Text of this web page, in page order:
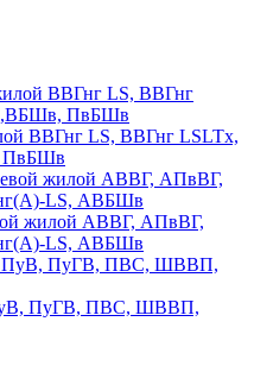
ВВГнг LS, ВВГнг LSLTx,
ПвБШв
жилой АВВГ, АПвВГ,
LS, АВБШв
ПуГВ, ПВС, ШВВП,